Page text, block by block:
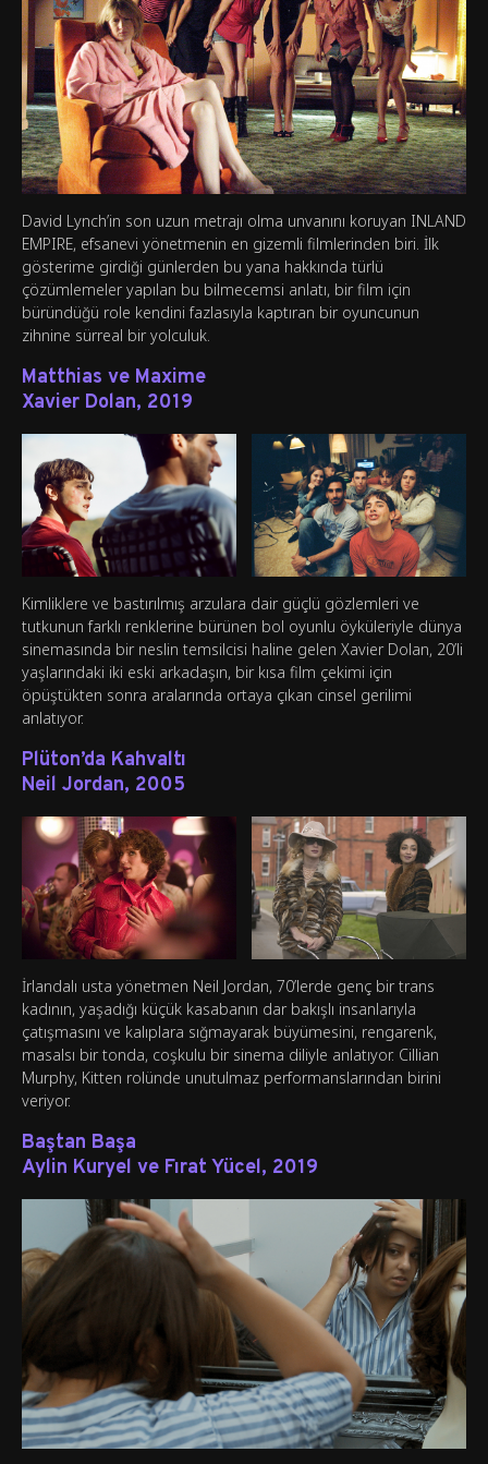
David Lynch’in son uzun metrajı olma unvanını koruyan INLAND
EMPIRE, efsanevi yönetmenin en gizemli filmlerinden biri. İlk
gösterime girdiği günlerden bu yana hakkında türlü
çözümlemeler yapılan bu bilmecemsi anlatı, bir film için
büründüğü role kendini fazlasıyla kaptıran bir oyuncunun
zihnine sürreal bir yolculuk.
Matthias ve Maxime
Xavier Dolan, 2019
Kimliklere ve bastırılmış arzulara dair güçlü gözlemleri ve
tutkunun farklı renklerine bürünen bol oyunlu öyküleriyle dünya
sinemasında bir neslin temsilcisi haline gelen Xavier Dolan, 20’li
yaşlarındaki iki eski arkadaşın, bir kısa film çekimi için
öpüştükten sonra aralarında ortaya çıkan cinsel gerilimi
anlatıyor.
Plüton’da Kahvaltı
Neil Jordan, 2005
İrlandalı usta yönetmen Neil Jordan, 70’lerde genç bir trans
kadının, yaşadığı küçük kasabanın dar bakışlı insanlarıyla
çatışmasını ve kalıplara sığmayarak büyümesini, rengarenk,
masalsı bir tonda, coşkulu bir sinema diliyle anlatıyor. Cillian
Murphy, Kitten rolünde unutulmaz performanslarından birini
veriyor.
Baştan Başa
Aylin Kuryel ve Fırat Yücel, 2019